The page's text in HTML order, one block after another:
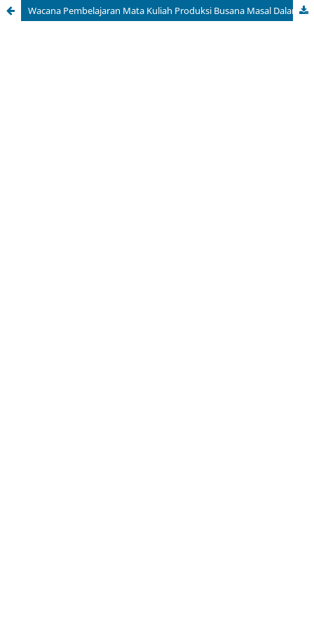
Wacana Pembelajaran Mata Kuliah Produksi Busana Masal Dalam Pembentukan Jiwa Wirausaha Untuk Menunjang Pengembangan Industri Kreatif